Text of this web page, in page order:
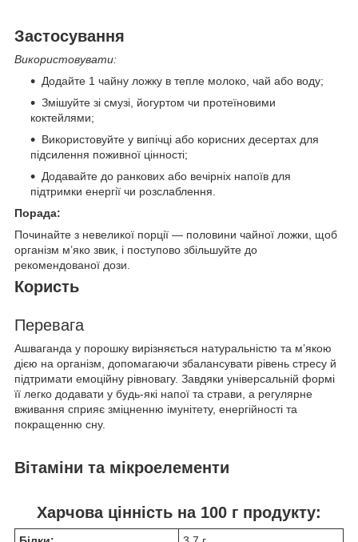
Застосування
Використовувати:
Додайте 1 чайну ложку в тепле молоко, чай або воду;
Змішуйте зі смузі, йогуртом чи протеїновими
коктейлями;
Використовуйте у випічці або корисних десертах для
підсилення поживної цінності;
Додавайте до ранкових або вечірніх напоїв для
підтримки енергії чи розслаблення.
Порада:
Починайте з невеликої порції — половини чайної ложки, щоб
організм м’яко звик, і поступово збільшуйте до
рекомендованої дози.
Користь
Перевага
Ашваганда у порошку вирізняється натуральністю та м’якою
дією на організм, допомагаючи збалансувати рівень стресу й
підтримати емоційну рівновагу. Завдяки універсальній формі
її легко додавати у будь-які напої та страви, а регулярне
вживання сприяє зміцненню імунітету, енергійності та
покращенню сну.
Вітаміни та мікроелементи
Харчова цінність на 100 г продукту: